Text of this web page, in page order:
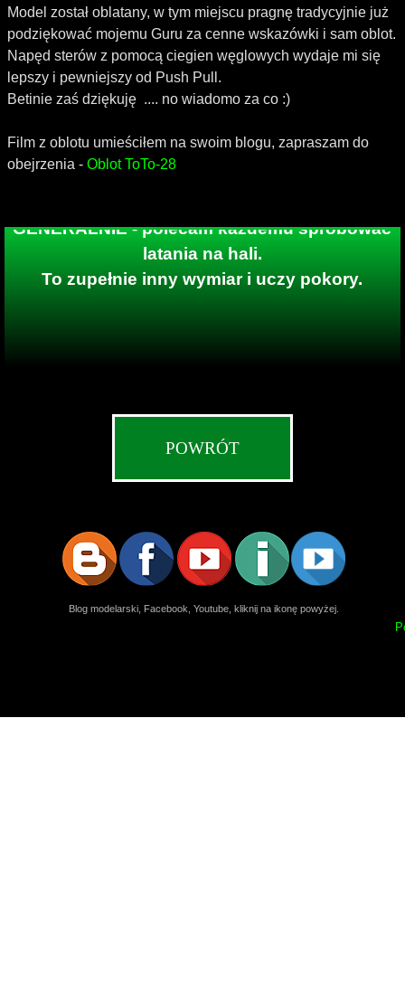
Model został oblatany, w tym miejscu pragnę tradycyjnie już
podziękować mojemu Guru za cenne wskazówki i sam oblot.
Napęd sterów z pomocą ciegien węglowych wydaje mi się
lepszy i pewniejszy od Push Pull.
Betinie zaś dziękuję .... no wiadomo za co :)
Film z oblotu umieściłem na swoim blogu, zapraszam do
obejrzenia - Oblot ToTo-28
latania na hali.
To zupełnie inny wymiar i uczy pokory.
POWRÓT
Blog modelarski, Facebook, Youtube, kliknij na ikonę powyżej.